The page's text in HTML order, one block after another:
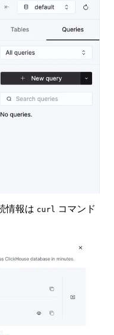
情報は curl コマンド